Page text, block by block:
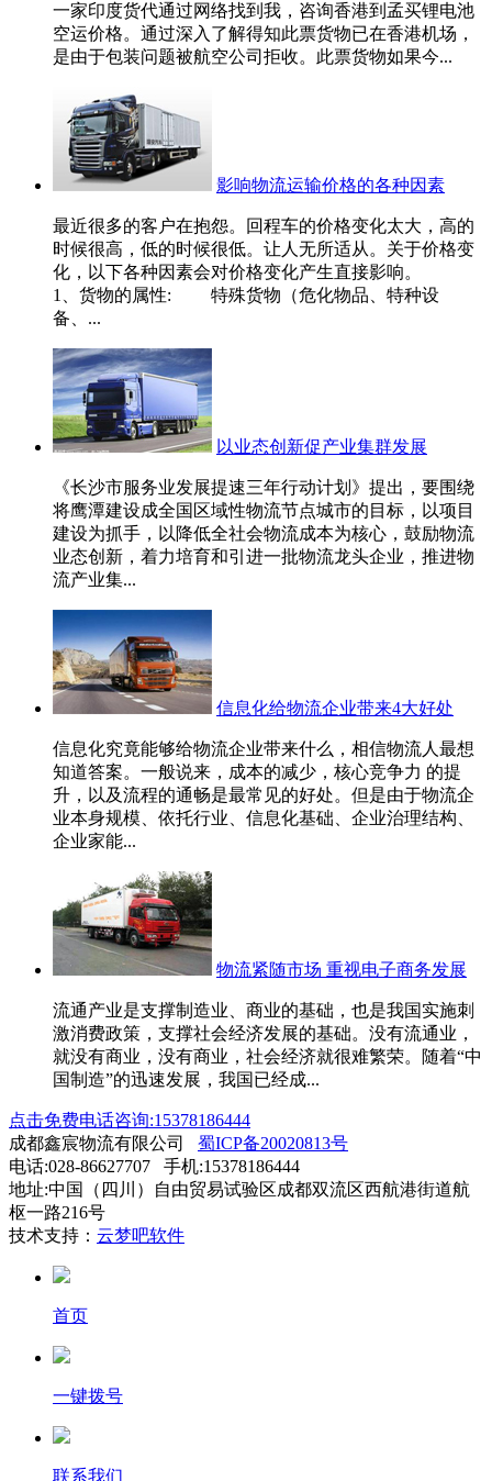
一家印度货代通过网络找到我，咨询香港到孟买锂电池
空运价格。通过深入了解得知此票货物已在香港机场，
是由于包装问题被航空公司拒收。此票货物如果今...
影响物流运输价格的各种因素
最近很多的客户在抱怨。回程车的价格变化太大，高的
时候很高，低的时候很低。让人无所适从。关于价格变
化，以下各种因素会对价格变化产生直接影响。
1、货物的属性: 特殊货物（危化物品、特种设
备、...
以业态创新促产业集群发展
《长沙市服务业发展提速三年行动计划》提出，要围绕
将鹰潭建设成全国区域性物流节点城市的目标，以项目
建设为抓手，以降低全社会物流成本为核心，鼓励物流
业态创新，着力培育和引进一批物流龙头企业，推进物
流产业集...
信息化给物流企业带来4大好处
信息化究竟能够给物流企业带来什么，相信物流人最想
知道答案。一般说来，成本的减少，核心竞争力 的提
升，以及流程的通畅是最常见的好处。但是由于物流企
业本身规模、依托行业、信息化基础、企业治理结构、
企业家能...
物流紧随市场 重视电子商务发展
流通产业是支撑制造业、商业的基础，也是我国实施刺
激消费政策，支撑社会经济发展的基础。没有流通业，
就没有商业，没有商业，社会经济就很难繁荣。随着“中
国制造”的迅速发展，我国已经成...
点击免费电话咨询:15378186444
成都鑫宸物流有限公司 蜀ICP备20020813号
电话:028-86627707 手机:15378186444
地址:中国（四川）自由贸易试验区成都双流区西航港街道航
枢一路216号
技术支持： 云梦吧软件
首页
一键拨号
联系我们